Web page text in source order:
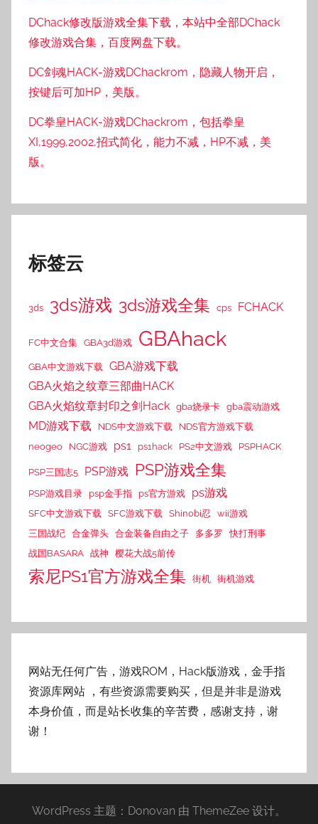
DChack修改版游戏全集下载，本站中全部DChack
修改游戏合集，百度网盘下载。
DC剑魂HACK-游戏DChackrom，隐藏人物开启，
按键后可加HP，美版。
DC拳皇HACK-游戏DChackrom，包括拳皇
XI,1999,2002,招式简化，能力不减，HP不减，美
版。
标签云
3ds 3ds游戏 3ds游戏全集 cps FCHACK
FC中文合集 GBA3d游戏 GBAhack
GBA中文游戏下载
GBA游戏下载
GBA火焰之纹章三部曲HACK
GBA火焰纹章封印之剑Hack gba烧录卡 gba震动游戏
MD游戏下载 NDS中文游戏下载
NDS官方游戏下载
neogeo
NGC游戏 ps1 ps1hack PS2中文游戏 PSPHACK
PSP三国志5 PSP游戏 PSP游戏全集
PSP游戏目录 psp金手指 ps官方游戏 ps游戏
SFC中文游戏下载 SFC游戏下载 Shinobi忍
wii游戏
三国战纪 合金弹头 合金装备自由之子 多多罗
快打刑事
战国BASARA 战神 樱花大战5前传
索尼PS1官方游戏全集 街机 街机游戏
网站无任何广告，游戏ROM，Hack版游戏，金手指
资源库网站 ，有些资源需要购买，但是并非是游戏
本身价值，而是站长收集的辛苦费，感谢支持，谢
谢！
WordPress 主题：Donovan 由 ThemeZee 设计。